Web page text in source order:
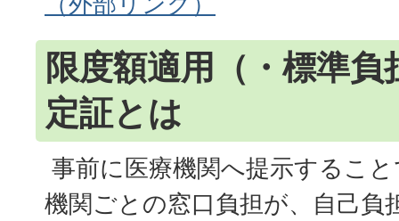
限度額適用（・標準負
定証とは
事前に医療機関へ提示するこ
機関ごとの窓口負担が、自己負